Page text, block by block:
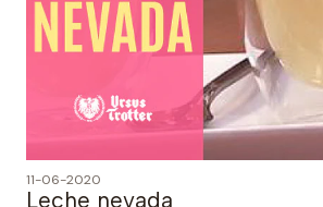
11-06-2020
Leche nevada